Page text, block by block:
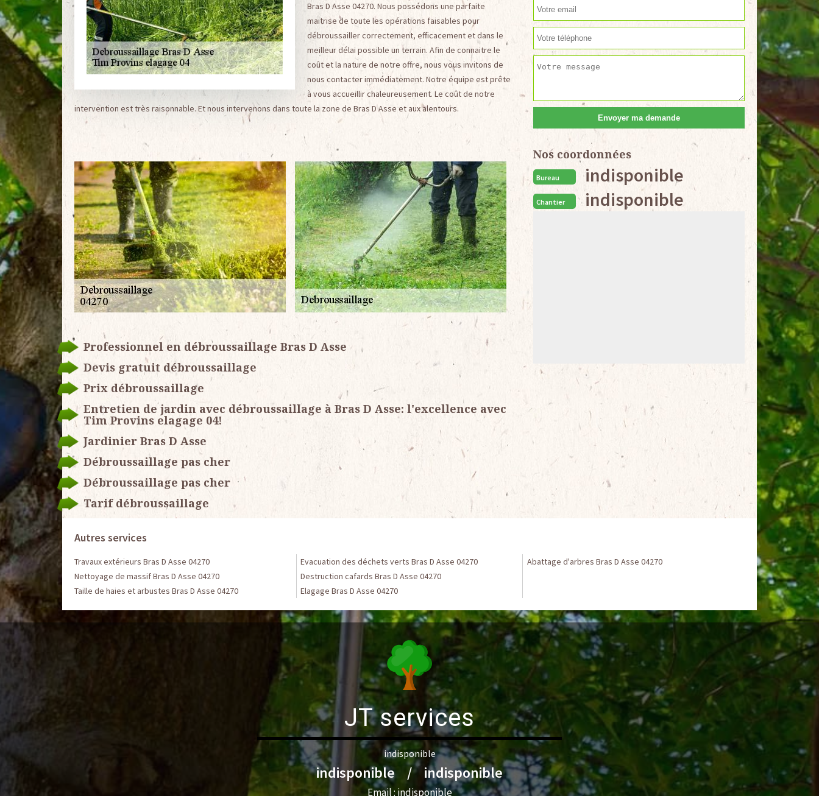
Bras D Asse 04270. Nous possédons une parfaite
maitrise de toute les opérations faisables pour
débroussailler correctement, efficacement et dans le
meilleur délai possible un terrain. Afin de connaitre le
coût et la nature de notre offre, nous vous invitons de
nous contacter immédiatement. Notre équipe est prête
à vous accueillir chaleureusement. Le coût de notre
intervention est très raisonnable. Et nous intervenons dans toute la zone de Bras D Asse et aux alentours.
Professionnel en débroussaillage Bras D Asse
Devis gratuit débroussaillage
Prix débroussaillage
Entretien de jardin avec débroussaillage à Bras D Asse: l'excellence avec
Tim Provins elagage 04!
Jardinier Bras D Asse
Débroussaillage pas cher
Débroussaillage pas cher
Tarif débroussaillage
Nos coordonnées
Bureau indisponible
Chantier indisponible
Autres services
Travaux extérieurs Bras D Asse 04270
Nettoyage de massif Bras D Asse 04270
Taille de haies et arbustes Bras D Asse 04270
Evacuation des déchets verts Bras D Asse 04270
Destruction cafards Bras D Asse 04270
Elagage Bras D Asse 04270
Abattage d'arbres Bras D Asse 04270
JT services
indisponible
indisponible / indisponible
Email : indisponible